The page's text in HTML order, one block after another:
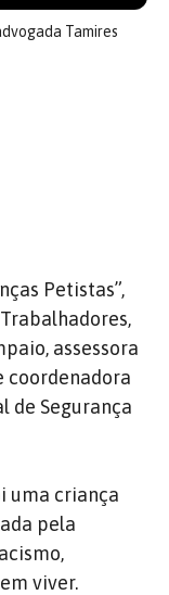
Tamires
Petistas”,
assessora
coordenadora
de Segurança
uma criança
pela
viver.